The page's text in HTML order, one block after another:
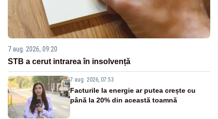
7 aug. 2026, 09:20
STB a cerut intrarea în insolvență
7 aug. 2026, 07:53
Facturile la energie ar putea crește cu
până la 20% din această toamnă